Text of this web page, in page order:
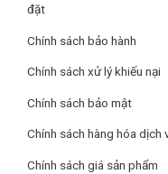
đặt
Chính sách bảo hành
Chính sách xử lý khiếu nại
Chính sách bảo mật
Chính sách hàng hóa dịch
Chính sách giá sản phẩm